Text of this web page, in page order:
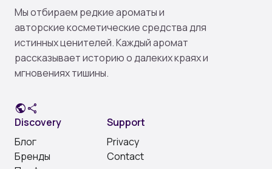
Мы отбираем редкие ароматы и
авторские косметические средства для
истинных ценителей. Каждый аромат
рассказывает историю о далеких краях и
мгновениях тишины.
publicshare
Discovery
Блог
Бренды
Support
Privacy
Contact